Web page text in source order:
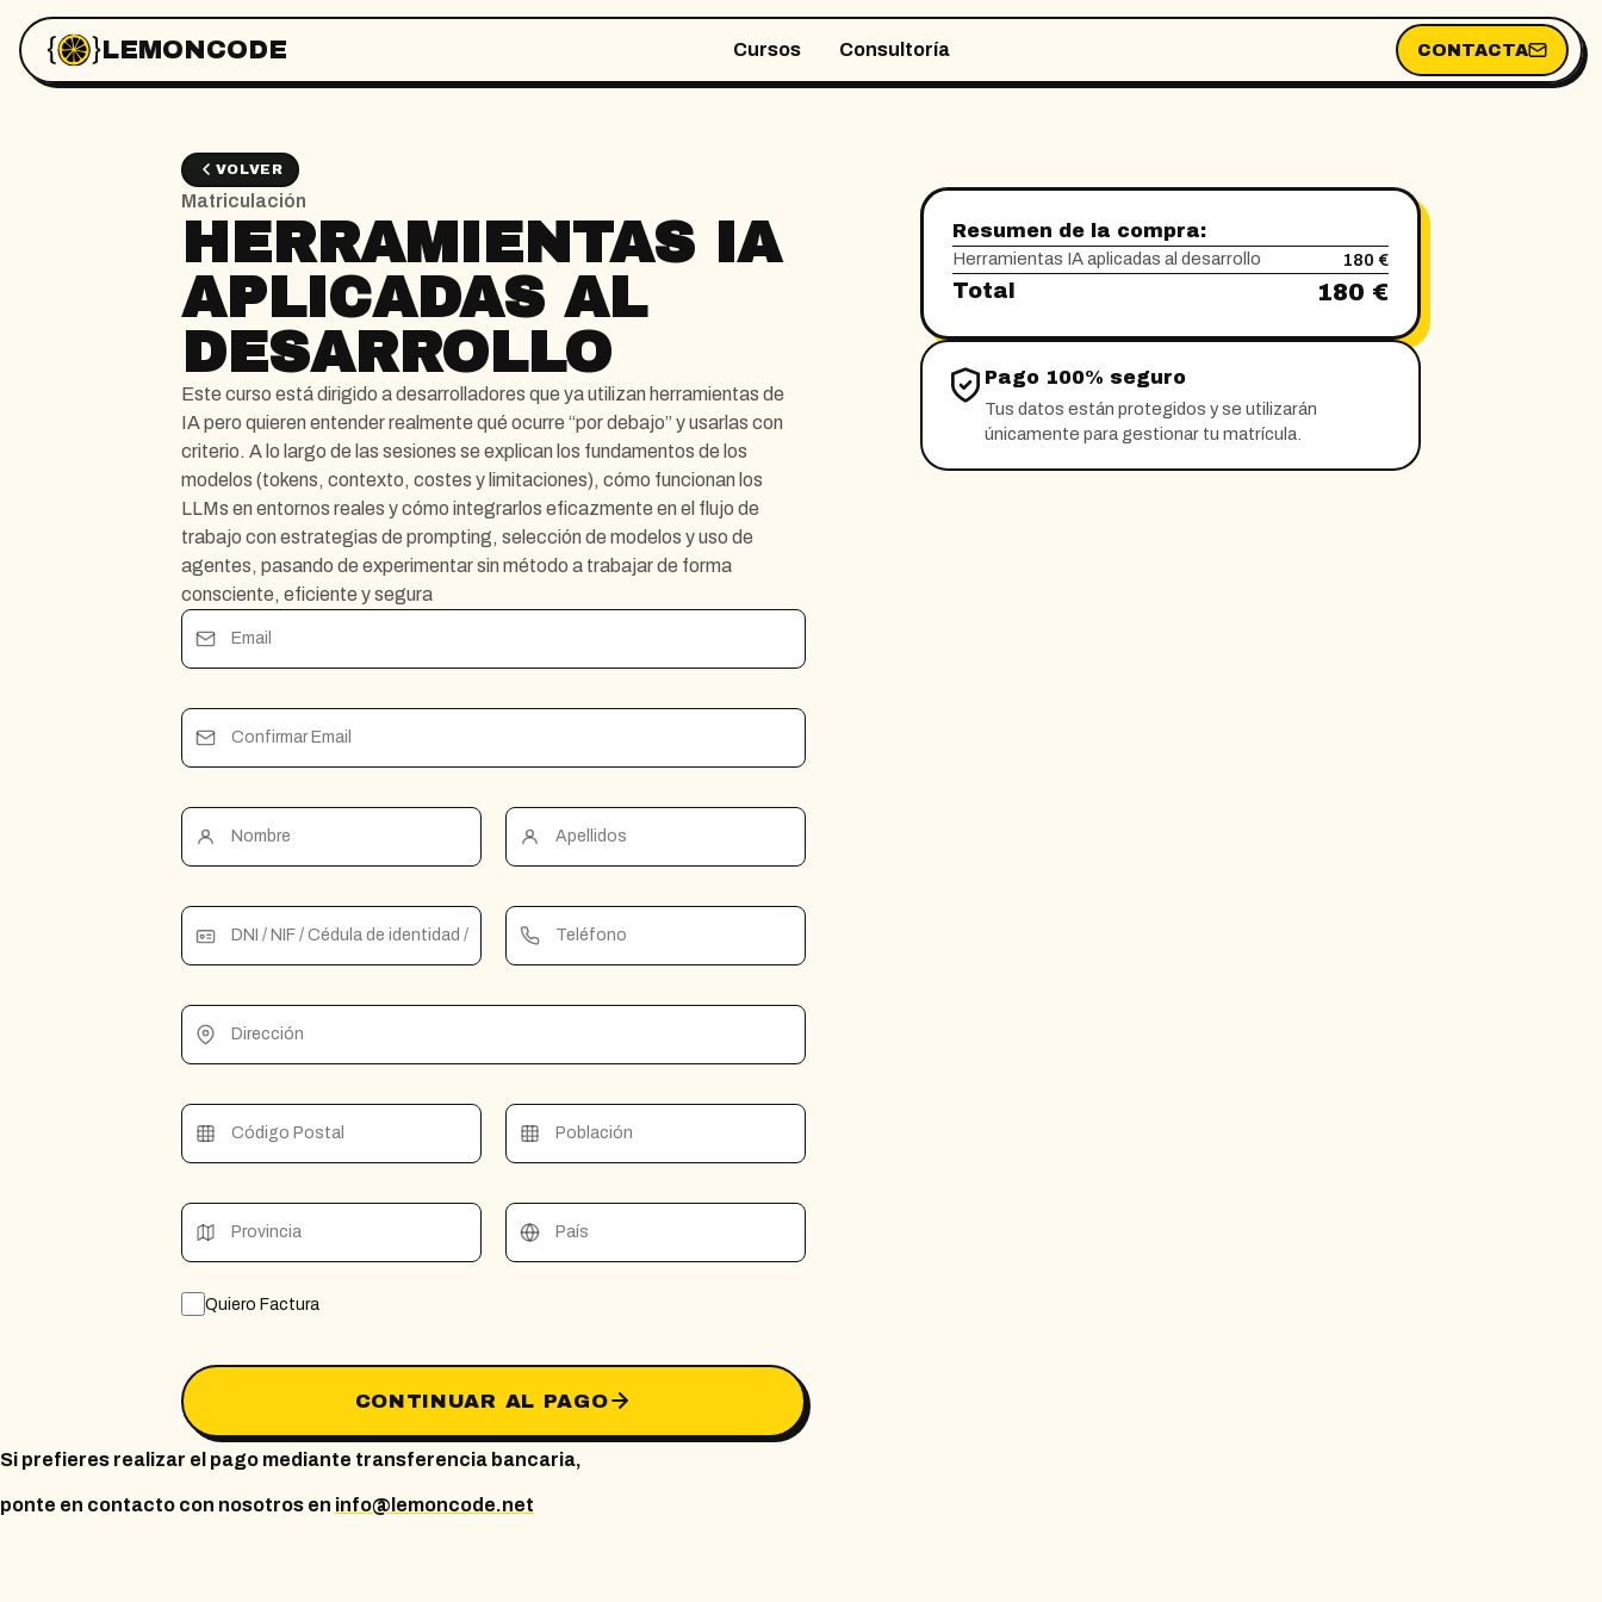
LEMONCODE Cursos Consultoría CONTACTA
VOLVER
Matriculación
HERRAMIENTAS IA
APLICADAS AL
DESARROLLO
Este curso está dirigido a desarrolladores que ya utilizan herramientas de
IA pero quieren entender realmente qué ocurre “por debajo” y usarlas con
criterio. A lo largo de las sesiones se explican los fundamentos de los
modelos (tokens, contexto, costes y limitaciones), cómo funcionan los
LLMs en entornos reales y cómo integrarlos eficazmente en el flujo de
trabajo con estrategias de prompting, selección de modelos y uso de
agentes, pasando de experimentar sin método a trabajar de forma
consciente, eficiente y segura
Email
Confirmar Email
Nombre Apellidos
DNI / NIF / Cédula de identidad / Pasaporte Teléfono
Dirección
Código Postal Población
Provincia País
Quiero Factura
Resumen de la compra:
Herramientas IA aplicadas al desarrollo 180 €
Total 180 €
Pago 100% seguro
Tus datos están protegidos y se utilizarán
únicamente para gestionar tu matrícula.
CONTINUAR AL PAGO
Si prefieres realizar el pago mediante transferencia bancaria,
ponte en contacto con nosotros en info@lemoncode.net